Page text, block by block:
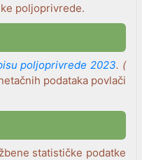
poljoprivrede.
poljoprivrede 2023. (
podataka povlači
statističke podatke